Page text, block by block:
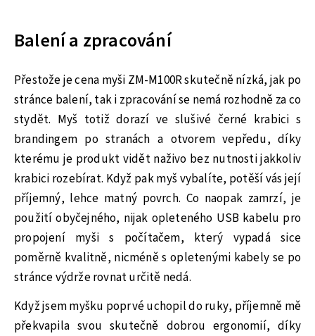
Balení a zpracování
Přestože je cena myši ZM-M100R skutečně nízká, jak po
stránce balení, tak i zpracování se nemá rozhodně za co
stydět. Myš totiž dorazí ve slušivé černé krabici s
brandingem po stranách a otvorem vepředu, díky
kterému je produkt vidět naživo bez nutnosti jakkoliv
krabici rozebírat. Když pak myš vybalíte, potěší vás její
příjemný, lehce matný povrch. Co naopak zamrzí, je
použití obyčejného, nijak opleteného USB kabelu pro
propojení myši s počítačem, který vypadá sice
poměrně kvalitně, nicméně s opletenými kabely se po
stránce výdrže rovnat určitě nedá.
Když jsem myšku poprvé uchopil do ruky, příjemně mě
překvapila svou skutečně dobrou ergonomií, díky